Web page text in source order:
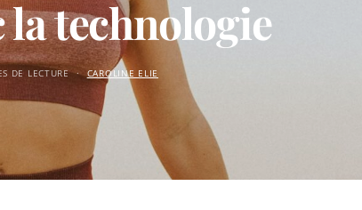
technologie
DE LECTURE CAROLINE ELIE